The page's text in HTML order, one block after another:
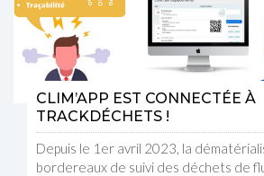
CLIM’APP EST CONNECTÉE À
TRACKDÉCHETS !
Depuis le 1er avril 2023, la
bordereaux de suivi des déchets de